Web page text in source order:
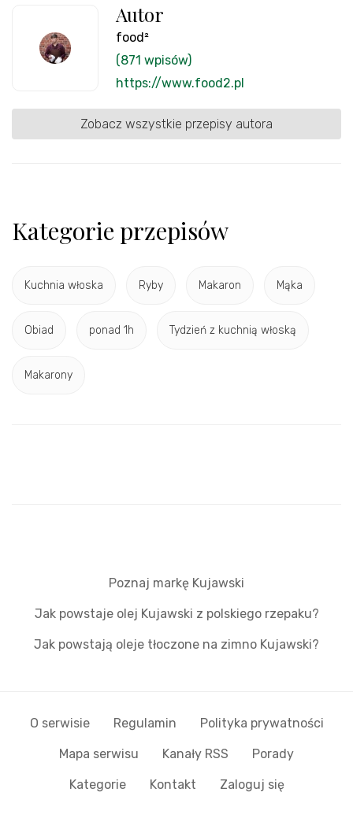
Autor
food²
(871 wpisów)
https://www.food2.pl
Zobacz wszystkie przepisy autora
Kategorie przepisów
Kuchnia włoska Ryby Makaron Mąka
Obiad ponad 1h Tydzień z kuchnią włoską
Makarony
Poznaj markę Kujawski
Jak powstaje olej Kujawski z polskiego rzepaku?
Jak powstają oleje tłoczone na zimno Kujawski?
O serwisie Regulamin Polityka prywatności
Mapa serwisu Kanały RSS Porady
Kategorie Kontakt Zaloguj się